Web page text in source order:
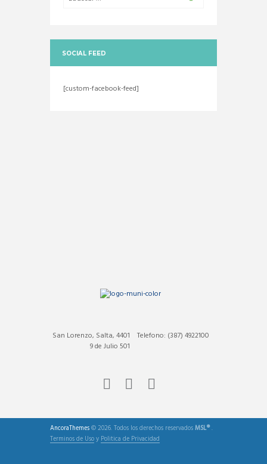
SOCIAL FEED
[custom-facebook-feed]
Telefono: (387) 4922100
San Lorenzo, Salta, 4401
9 de Julio 501
AncoraThemes© 2026. Todos los derechos reservadosMSL®.
Terminos de Usoy Politica de Privacidad